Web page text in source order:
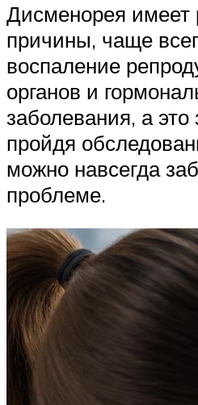
Дисменорея имеет
причины, чаще
воспаление
органов и
заболевания, а это
пройдя
можно навсегда
проблеме.